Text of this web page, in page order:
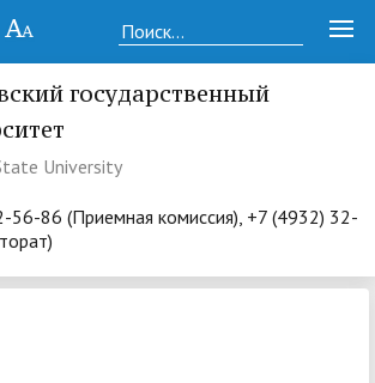
государственный
University
56-86 (Приемная комиссия), +7 (4932) 32-